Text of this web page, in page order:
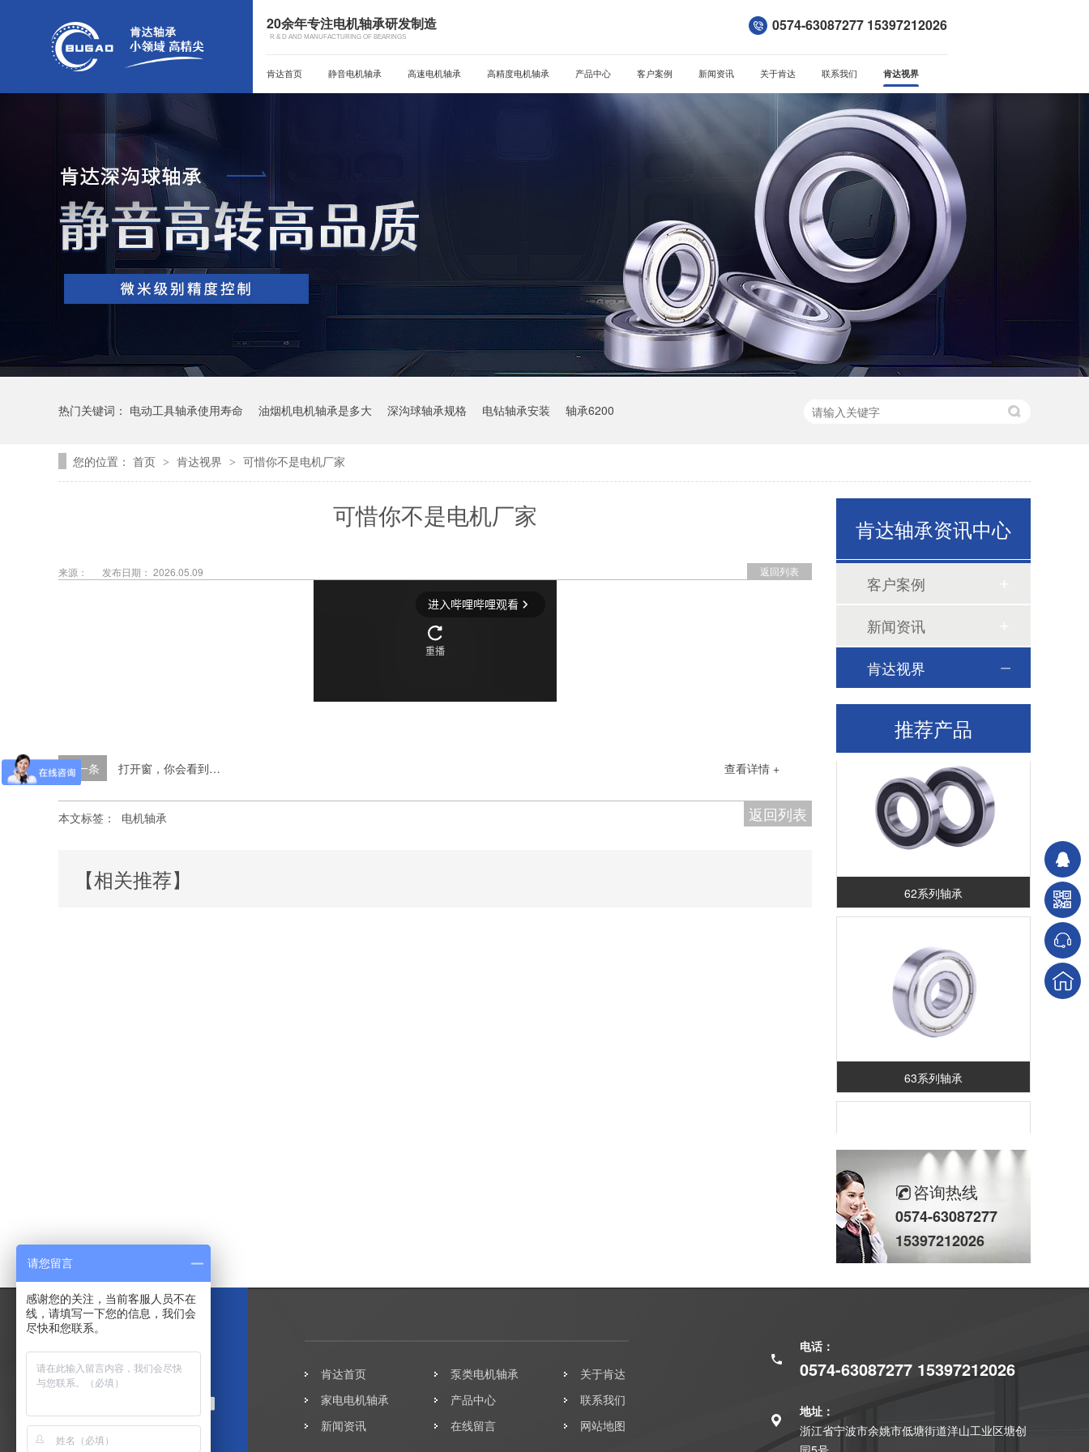
20余年专注电机轴承研发制造
R & D AND MANUFACTURING OF BEARINGS
0574-63087277 15397212026
肯达首页 静音电机轴承 高速电机轴承 高精度电机轴承 产品中心 客户案例 新闻资讯 关于肯达 联系我们 肯达视界
热门关键词： 电动工具轴承使用寿命 油烟机电机轴承是多大 深沟球轴承规格 电钻轴承安装 轴承6200
您的位置： 首页 > 肯达视界 > 可惜你不是电机厂家
可惜你不是电机厂家
返回列表
来源： 发布日期： 2026.05.09
查看详情 +
下一条 打开窗，你会看到…
返回列表
本文标签： 电机轴承
【相关推荐】
肯达轴承资讯中心
客户案例
新闻资讯
肯达视界
推荐产品
小型机械器械电机
60系列轴承
62系列轴承
63系列轴承
68系列轴承
69系列轴承
咨询热线
0574-63087277
15397212026
肯达首页 泵类电机轴承
关于肯达
家电电机轴承
产品中心
联系我们
新闻资讯
在线留言 网站地图
电话：
0574-63087277 15397212026
地址：
浙江省宁波市余姚市低塘街道洋山工业区塘创
请您留言
感谢您的关注，当前客服人员不在
线，请填写一下您的信息，我们会
尽快和您联系。